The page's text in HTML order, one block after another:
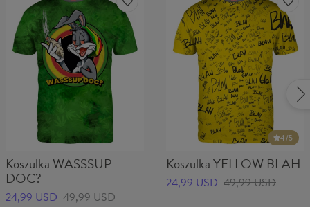
Koszulka WASSSUP
DOC?
24,99 USD 49,99 USD
4/5
Koszulka YELLOW BLAH
24,99 USD 49,99 USD